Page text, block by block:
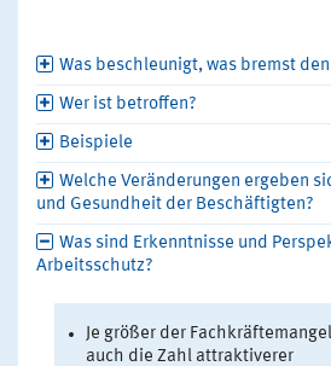
Was beschleunigt, was bremst den
Wer ist betroffen?
Beispiele
Welche Veränderungen ergeben
und Gesundheit der Beschäftigten?
Was sind Erkenntnisse und
Arbeitsschutz?
Je größer der
auch die Zahl attraktiverer